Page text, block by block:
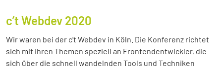
c’t Webdev 2020
Wir waren bei der c’t Webdev in Köln. Die Konferenz richtet
sich mit ihren Themen speziell an Frontendentwickler, die
sich über die schnell wandelnden Tools und Techniken